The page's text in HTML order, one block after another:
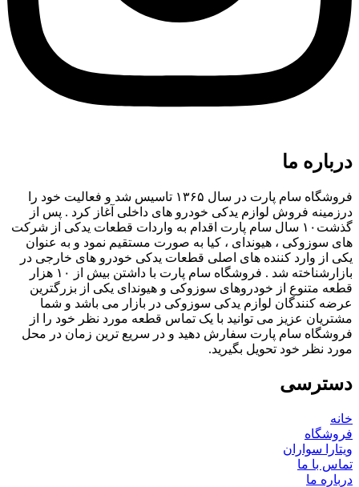
درباره ما
فروشگاه سام پارت در سال ۱۳۶۵ تاسیس شد و فعالیت خود را
درزمینه فروش لوازم یدکی خودرو های داخلی آغاز کرد . پس از
گذشت۱۰ سال سام پارت اقدام به واردات قطعات یدکی از شرکت
های سوزوکی ، هیوندای ، کیا به صورت مستقیم نمود و به عنوان
یکی از وارد کننده های اصلی قطعات یدکی خودرو های خارجی در
بازارشناخته شد . فروشگاه سام پارت با داشتن بیش از ۱۰ هزار
قطعه متنوع از خودروهای سوزوکی و هیوندای یکی از بزرگترین
عرضه کنندگان لوازم یدکی سوزوکی در بازار می باشد و شما
مشتریان عزیز می توانید با یک تماس قطعه مورد نظر خود را از
فروشگاه سام پارت سفارش دهید و در سریع ترین زمان در محل
مورد نظر خود تحویل بگیرید.
دسترسی
خانه
فروشگاه
ویتارا سواران
تماس با ما
درباره ما